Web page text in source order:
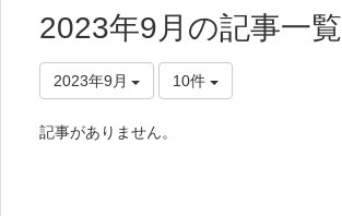
2023年9月の記事一覧
2023年9月 10件
記事がありません。